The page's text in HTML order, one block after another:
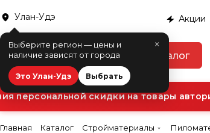
Улан-Удэ
×
Выберите регион — цены и
наличие зависят от города
Это Улан-Удэ Выбрать
Акции
Каталог
персональной скидки на товары
Главная Каталог Стройматериалы